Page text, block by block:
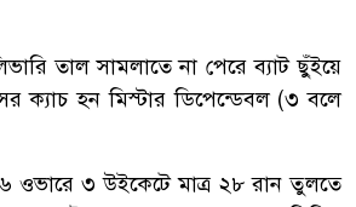
তাল সামলাতে না পেরে ব্যাট ছুঁইয়ে
ক্যাচ হন মিস্টার ডিপেন্ডেবল (৩ বলে
৬ ওভারে ৩ উইকেটে মাত্র ২৮ রান তুলতে